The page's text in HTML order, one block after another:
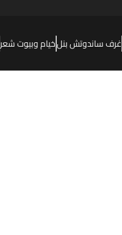
غرف ساندوتش بنلخيام وبيوت شعر